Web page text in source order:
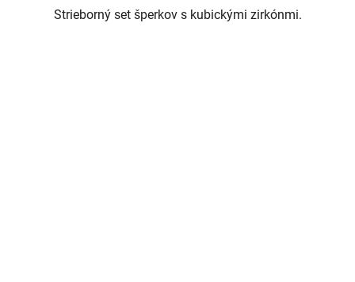
Strieborný set šperkov s kubickými zirkónmi.